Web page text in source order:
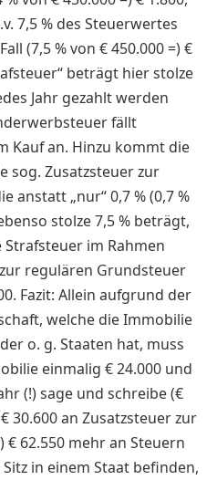
7,5 % des Steuerwertes
(7,5 % von € 450.000 =) €
beträgt hier stolze
Jahr gezahlt werden
fällt
Kauf an. Hinzu kommt die
sog. Zusatzsteuer zur
anstatt „nur“ 0,7 % (0,7 %
stolze 7,5 % beträgt,
Strafsteuer im Rahmen
regulären Grundsteuer
Fazit: Allein aufgrund der
welche die Immobilie
o. g. Staaten hat, muss
einmalig € 24.000 und
(!) sage und schreibe (€
30.600 an Zusatzsteuer zur
62.550 mehr an Steuern
in einem Staat befinden,